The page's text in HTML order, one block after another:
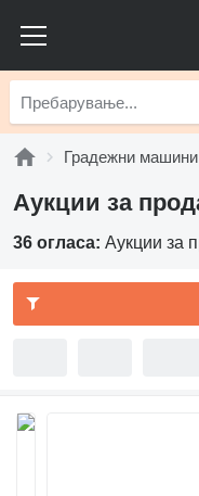
Градежни машини
Аукции за
36 огласа: Аукции за